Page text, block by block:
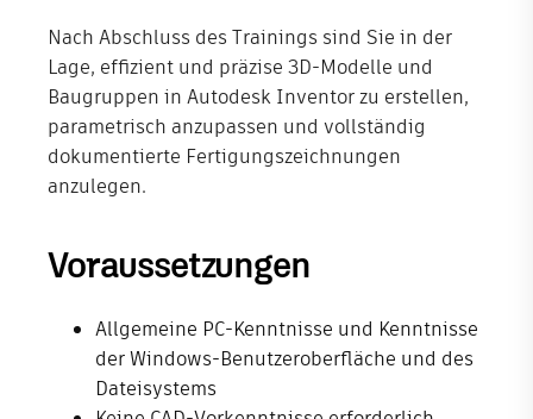
Nach Abschluss des Trainings sind Sie in der
Lage, effizient und präzise 3D-Modelle und
Baugruppen in Autodesk Inventor zu erstellen,
parametrisch anzupassen und vollständig
dokumentierte Fertigungszeichnungen
anzulegen.
Voraussetzungen
Allgemeine PC-Kenntnisse und Kenntnisse
der Windows-Benutzeroberfläche und des
Dateisystems